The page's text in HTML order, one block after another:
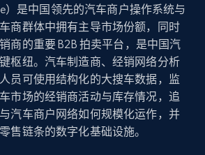
384+ 立即购买
md5, Banner img, Profile
Description, and
）是中国领先的汽车商户操作系统与
商群体中拥有主导市场份额，同时
商的重要 B2B 拍卖平台，是中国汽
枢纽。汽车制造商、经销网络分析
员可使用结构化的大搜车数据，监
市场的经销商活动与库存情况，追
汽车商户网络如何规模化运作，并
售链条的数字化基础设施。